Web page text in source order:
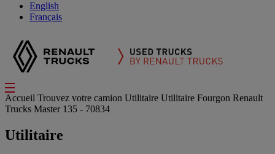
English
Français
Accueil Trouvez votre camion Utilitaire Utilitaire Fourgon Renault
Trucks Master 135 - 70834
Utilitaire